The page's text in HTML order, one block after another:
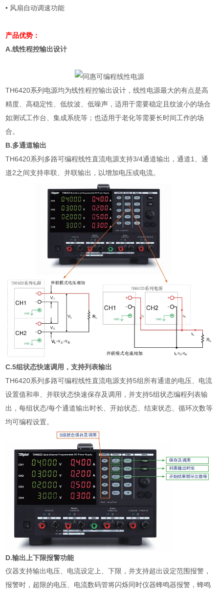
• 风扇自动调速功能
产品优势：
A.线性程控输出设计
TH6420系列电源均为线性程控输出设计，线性电源最大的有点是高
精度、高稳定性、低纹波、低噪声，适用于需要稳定且纹波小的场合
如测试工作台、集成系统等；也适用于老化等需要长时间工作的场
合。
B.多通道输出
TH6420系列多路可编程线性直流电源支持3/4通道输出，通道1
、通
道2之间支持串联、并联输出，以增加电压或电流。
C.5组状态快速调用，支持列表输出
TH6420系列多路可编程线性直流电源支持5组所有通道的电压、电流
设置值和串、并联状态快速保存及调用，并支持5组状态编程列表输
出，每组状态/每个通道输出时长、开始状态、结束状态、循环次数等
均可编程设置。
D.输出上下限报警功能
仪器支持输出电压、电流设定上、下限，并支持超出设定范围报警，
报警时，超限的电压、电流数码管将闪烁同时仪器蜂鸣器报警，蜂鸣